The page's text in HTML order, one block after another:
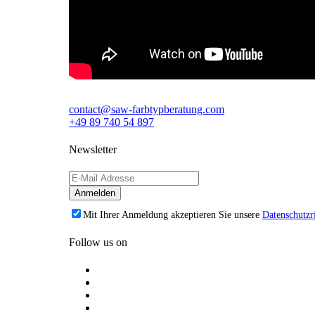
contact@saw-farbtypberatung.com
+49 89 740 54 897
Newsletter
Mit Ihrer Anmeldung akzeptieren Sie unsere
Follow us on